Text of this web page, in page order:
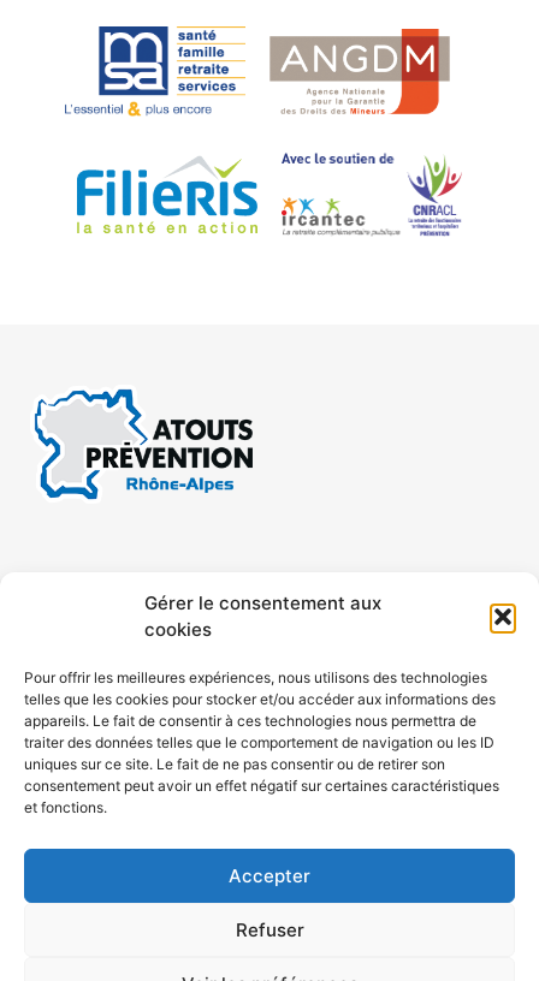
Gérer le consentement aux
cookies
Pour offrir les meilleures expériences, nous utilisons des technologies
telles que les cookies pour stocker et/ou accéder aux informations des
appareils. Le fait de consentir à ces technologies nous permettra de
traiter des données telles que le comportement de navigation ou les ID
uniques sur ce site. Le fait de ne pas consentir ou de retirer son
consentement peut avoir un effet négatif sur certaines caractéristiques
et fonctions.
Accepter
Refuser
CONTACT MENTIONS LÉGALES
ACCESSIBILITÉ
POLITIQUE DE COOKIES (UE)